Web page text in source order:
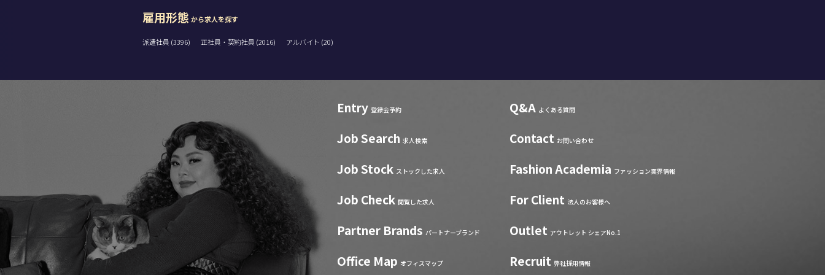
雇用形態 から求人を探す
派遣社員 (3396) 正社員・契約社員 (2016) アルバイト (20)
Entry 登録会予約
Job Search 求人検索
Job Stock ストックした求人
Job Check 閲覧した求人
Partner Brands パートナーブランド
Office Map オフィスマップ
Q&A よくある質問
Contact お問い合わせ
Fashion Academia ファッション業界情報
For Client 法人のお客様へ
Outlet アウトレット シェアNo.1
Recruit 弊社採用情報